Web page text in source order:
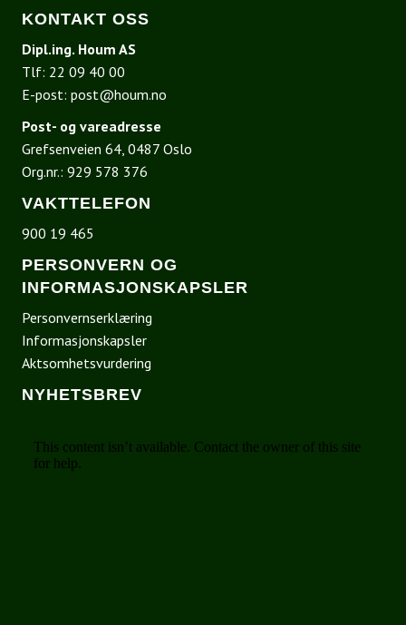
KONTAKT OSS
Dipl.ing. Houm AS
Tlf: 22 09 40 00
E-post: post@houm.no
Post- og vareadresse
Grefsenveien 64, 0487 Oslo
Org.nr.: 929 578 376
VAKTTELEFON
900 19 465
PERSONVERN OG
INFORMASJONSKAPSLER
Personvernserklæring
Informasjonskapsler
Aktsomhetsvurdering
NYHETSBREV